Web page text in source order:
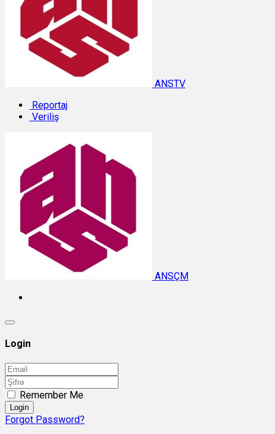
ANSTV
Reportaj
Veriliş
ANSÇM
Login
Remember Me
Login
Forgot Password?